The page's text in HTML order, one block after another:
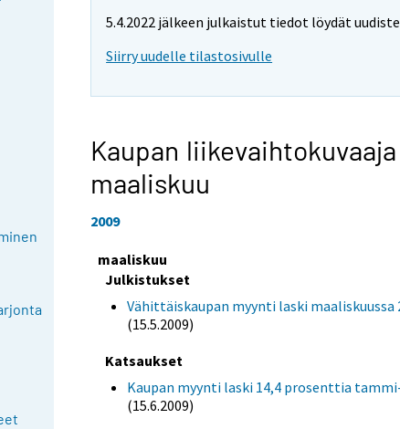
5.4.2022 jälkeen julkaistut tiedot löydät
Siirry uudelle tilastosivulle
Kaupan
maaliskuu
2009
maaliskuu
Julkistukset
Vähittäiskaupan myynti laski
(15.5.2009)
Katsaukset
Kaupan myynti laski 14,4 prosenttia
(15.6.2009)